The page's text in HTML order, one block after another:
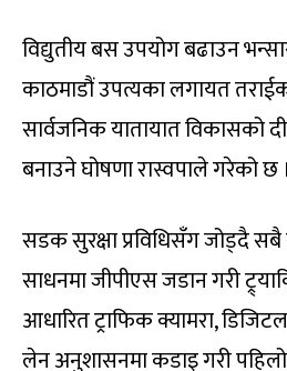
विद्युतीय बस उपयोग बढाउन
काठमाडौं उपत्यका लगायत
सार्वजनिक यातायात विकासको
बनाउने घोषणा रास्वपाले गरेको छ ।
सडक सुरक्षा प्रविधिसँग जोड्दै
साधनमा जीपीएस जडान गरी
आधारित ट्राफिक क्यामरा,
लेन अनुशासनमा कडाइ गरी पहिलो